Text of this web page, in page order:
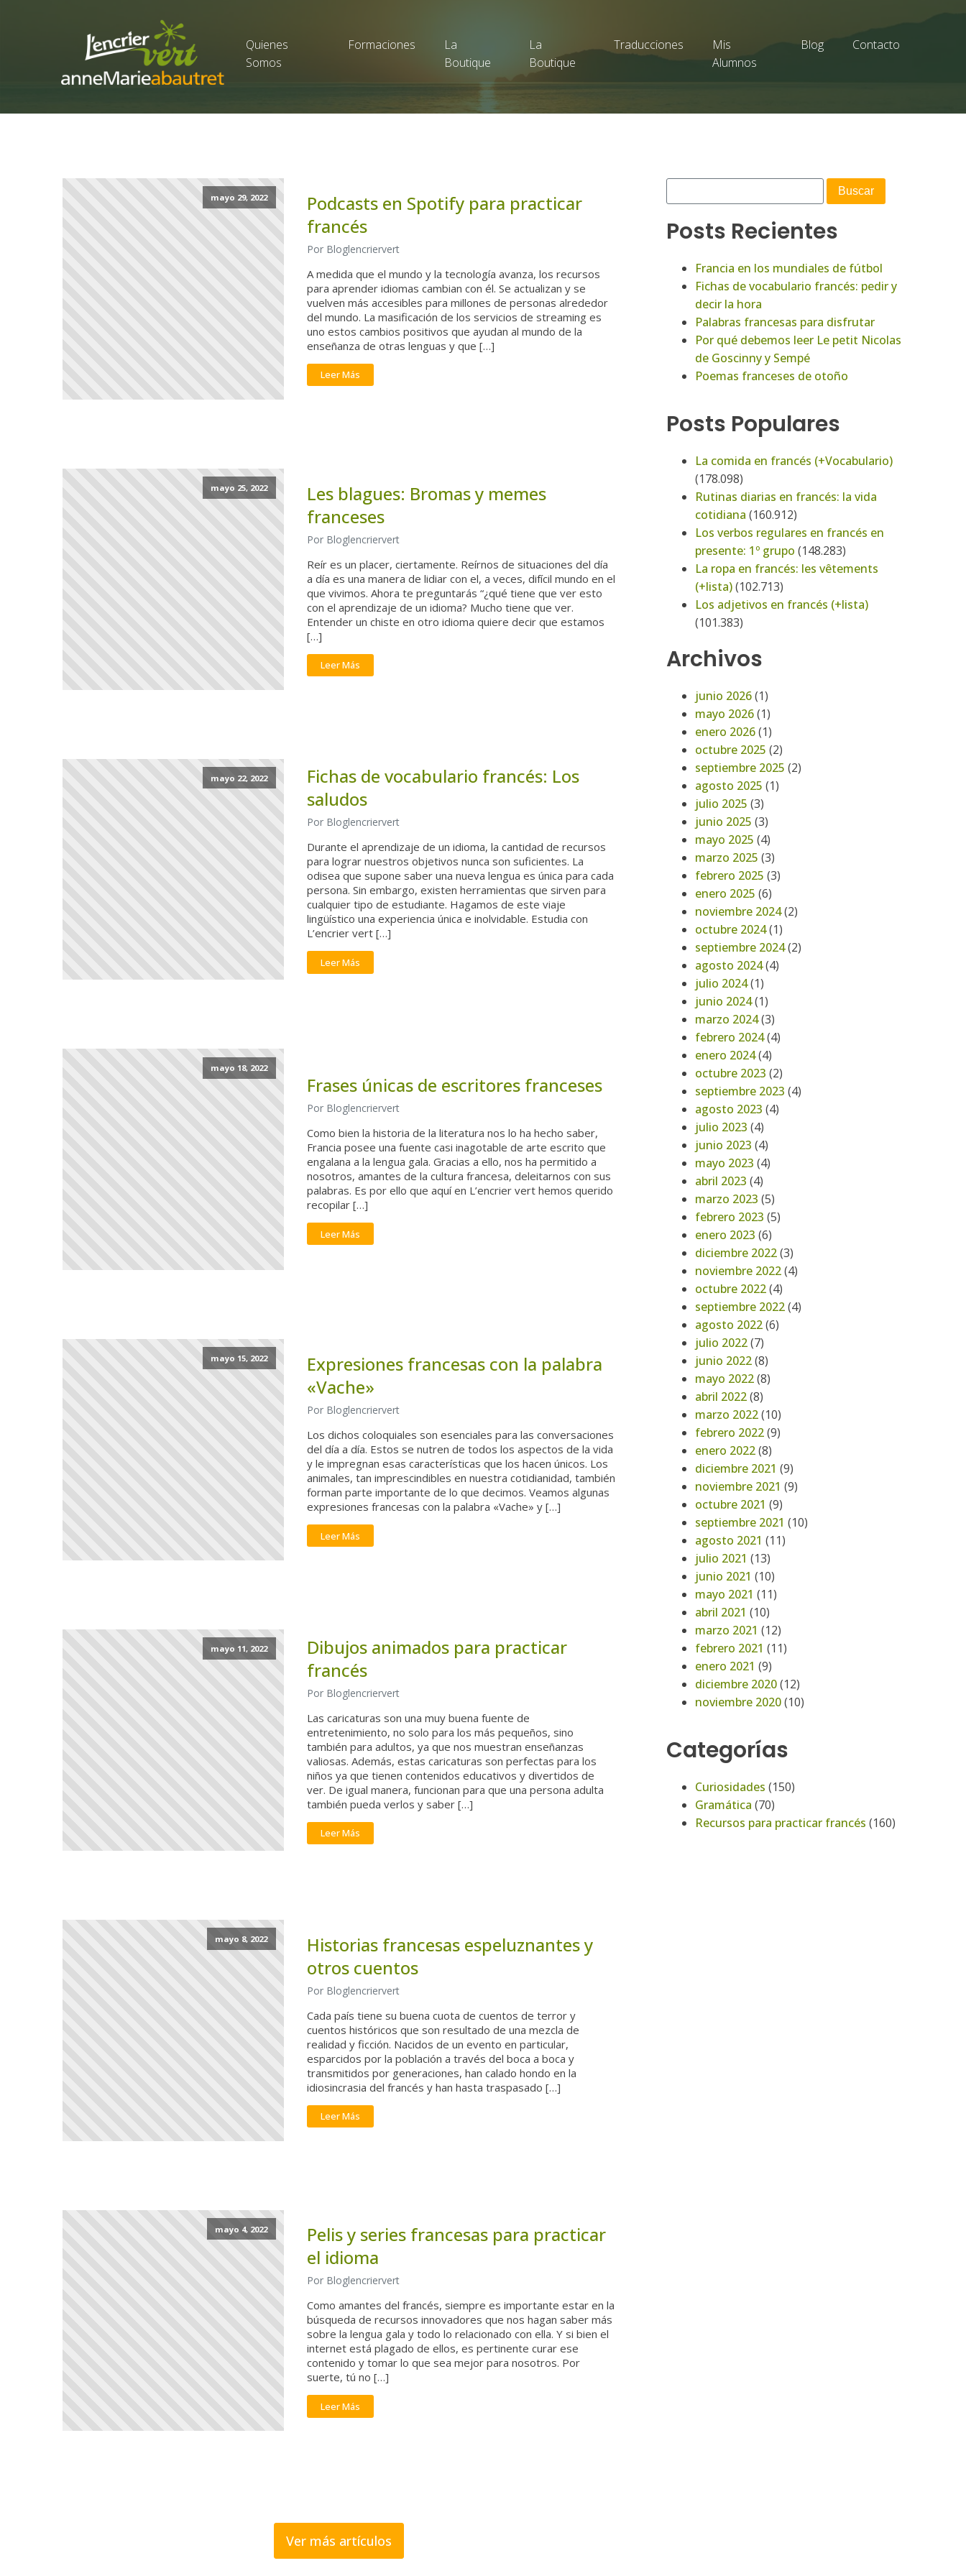
Quienes
Somos
Formaciones
La
Boutique
La
Boutique
Traducciones
Mis
Alumnos
Blog Contacto
mayo 29, 2022
Podcasts en Spotify para practicar
francés
Por Bloglencriervert
A medida que el mundo y la tecnología avanza, los recursos
para aprender idiomas cambian con él. Se actualizan y se
vuelven más accesibles para millones de personas alrededor
del mundo. La masificación de los servicios de streaming es
uno estos cambios positivos que ayudan al mundo de la
enseñanza de otras lenguas y que […]
Leer Más
mayo 25, 2022
Les blagues: Bromas y memes
franceses
Por Bloglencriervert
Reír es un placer, ciertamente. Reírnos de situaciones del día
a día es una manera de lidiar con el, a veces, difícil mundo en el
que vivimos. Ahora te preguntarás “¿qué tiene que ver esto
con el aprendizaje de un idioma? Mucho tiene que ver.
Entender un chiste en otro idioma quiere decir que estamos
[…]
Leer Más
mayo 22, 2022
Fichas de vocabulario francés: Los
saludos
Por Bloglencriervert
Durante el aprendizaje de un idioma, la cantidad de recursos
para lograr nuestros objetivos nunca son suficientes. La
odisea que supone saber una nueva lengua es única para cada
persona. Sin embargo, existen herramientas que sirven para
cualquier tipo de estudiante. Hagamos de este viaje
lingüístico una experiencia única e inolvidable. Estudia con
L’encrier vert […]
Leer Más
mayo 18, 2022
Frases únicas de escritores franceses
Por Bloglencriervert
Como bien la historia de la literatura nos lo ha hecho saber,
Francia posee una fuente casi inagotable de arte escrito que
engalana a la lengua gala. Gracias a ello, nos ha permitido a
nosotros, amantes de la cultura francesa, deleitarnos con sus
palabras. Es por ello que aquí en L’encrier vert hemos querido
recopilar […]
Leer Más
mayo 15, 2022
Expresiones francesas con la palabra
«Vache»
Por Bloglencriervert
Los dichos coloquiales son esenciales para las conversaciones
del día a día. Estos se nutren de todos los aspectos de la vida
y le impregnan esas características que los hacen únicos. Los
animales, tan imprescindibles en nuestra cotidianidad, también
forman parte importante de lo que decimos. Veamos algunas
expresiones francesas con la palabra «Vache» y […]
Leer Más
mayo 11, 2022
Dibujos animados para practicar
francés
Por Bloglencriervert
Las caricaturas son una muy buena fuente de
entretenimiento, no solo para los más pequeños, sino
también para adultos, ya que nos muestran enseñanzas
valiosas. Además, estas caricaturas son perfectas para los
niños ya que tienen contenidos educativos y divertidos de
ver. De igual manera, funcionan para que una persona adulta
también pueda verlos y saber […]
Leer Más
mayo 8, 2022
Historias francesas espeluznantes y
otros cuentos
Por Bloglencriervert
Cada país tiene su buena cuota de cuentos de terror y
cuentos históricos que son resultado de una mezcla de
realidad y ficción. Nacidos de un evento en particular,
esparcidos por la población a través del boca a boca y
transmitidos por generaciones, han calado hondo en la
idiosincrasia del francés y han hasta traspasado […]
Leer Más
mayo 4, 2022
Pelis y series francesas para practicar
el idioma
Por Bloglencriervert
Como amantes del francés, siempre es importante estar en la
búsqueda de recursos innovadores que nos hagan saber más
sobre la lengua gala y todo lo relacionado con ella. Y si bien el
internet está plagado de ellos, es pertinente curar ese
contenido y tomar lo que sea mejor para nosotros. Por
suerte, tú no […]
Leer Más
Ver más artículos
Posts Recientes
Francia en los mundiales de fútbol
Fichas de vocabulario francés: pedir y
decir la hora
Palabras francesas para disfrutar
Por qué debemos leer Le petit Nicolas
de Goscinny y Sempé
Poemas franceses de otoño
Posts Populares
La comida en francés (+Vocabulario)
(178.098)
Rutinas diarias en francés: la vida
cotidiana (160.912)
Los verbos regulares en francés en
presente: 1º grupo (148.283)
La ropa en francés: les vêtements
(+lista)(102.713)
Los adjetivos en francés (+lista)
(101.383)
Archivos
junio 2026(1)
mayo 2026(1)
enero 2026(1)
octubre 2025 (2)
septiembre 2025 (2)
agosto 2025 (1)
julio 2025 (3)
junio 2025 (3)
mayo 2025 (4)
marzo 2025 (3)
febrero 2025 (3)
enero 2025 (6)
noviembre 2024(2)
octubre 2024(1)
septiembre 2024(2)
agosto 2024(4)
julio 2024(1)
junio 2024(1)
marzo 2024(3)
febrero 2024(4)
enero 2024(4)
octubre 2023 (2)
septiembre 2023 (4)
agosto 2023 (4)
julio 2023 (4)
junio 2023 (4)
mayo 2023 (4)
abril 2023 (4)
marzo 2023 (5)
febrero 2023 (5)
enero 2023 (6)
diciembre 2022(3)
noviembre 2022(4)
octubre 2022(4)
septiembre 2022(4)
agosto 2022(6)
julio 2022(7)
junio 2022(8)
mayo 2022(8)
abril 2022(8)
marzo 2022(10)
febrero 2022(9)
enero 2022(8)
diciembre 2021 (9)
noviembre 2021 (9)
octubre 2021 (9)
septiembre 2021 (10)
agosto 2021 (11)
julio 2021 (13)
junio 2021 (10)
mayo 2021 (11)
abril 2021 (10)
marzo 2021 (12)
febrero 2021 (11)
enero 2021 (9)
diciembre 2020(12)
noviembre 2020(10)
Categorías
Curiosidades (150)
Gramática (70)
Recursos para practicar francés (160)